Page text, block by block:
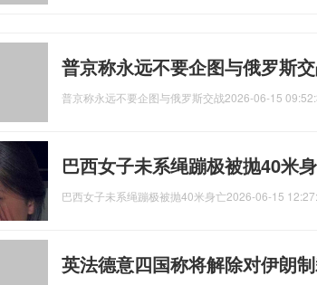
普京称永远不要企图与俄罗斯
普京称永远不要企图与俄罗斯交战2026-06-15
巴西女子未系绳蹦极被抛40米
巴西女子未系绳蹦极被抛40米身亡2026-06-15
英法德意四国称将解除对伊朗